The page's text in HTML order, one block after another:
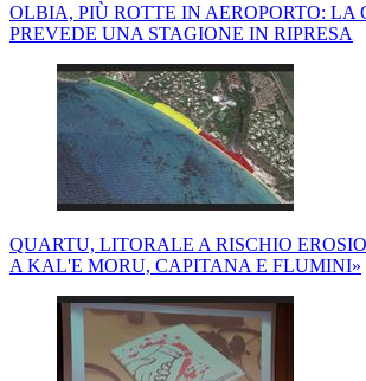
OLBIA, PIÙ ROTTE IN AEROPORTO: LA
PREVEDE UNA STAGIONE IN RIPRESA
QUARTU, LITORALE A RISCHIO
A KAL'E MORU, CAPITANA E FLUMINI»